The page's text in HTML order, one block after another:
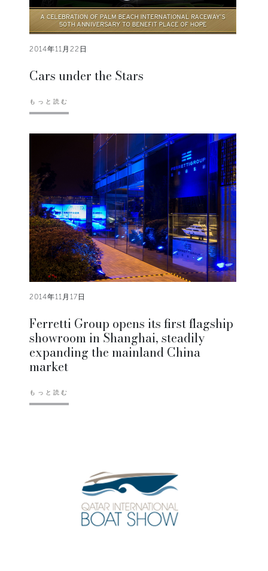
2014年11月22日
Cars under the Stars
もっと読む
2014年11月17日
Ferretti Group opens its first flagship
showroom in Shanghai, steadily
expanding the mainland China
market
もっと読む